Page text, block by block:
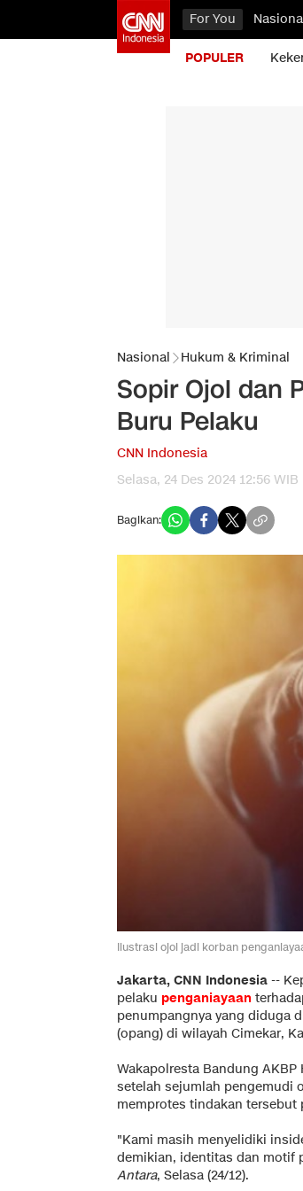
For You
POPULER
Nasional Hukum & Kriminal
Sopir Ojol dan
Buru Pelaku
CNN Indonesia
Selasa, 24 Des 2024 12:56 WIB
Bagikan:
Ilustrasi ojol jadi korban
Jakarta, CNN Indonesia --
pelaku penganiayaan
penumpangnya yang diduga
(opang) di wilayah Cimekar,
Wakapolresta Bandung
setelah sejumlah pengemudi
memprotes tindakan tersebut
"Kami masih menyelidiki
demikian, identitas dan motif
Antara, Selasa (24/12).